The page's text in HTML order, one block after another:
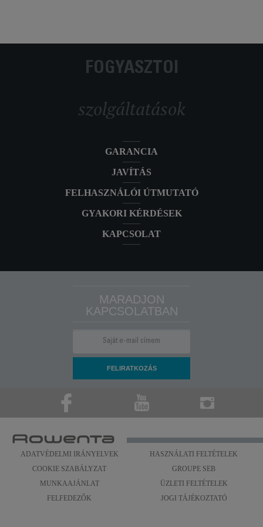
FOGYASZTÓI
szolgáltatások
GARANCIA
JAVÍTÁS
FELHASZNÁLÓI ÚTMUTATÓ
GYAKORI KÉRDÉSEK
KAPCSOLAT
MARADJON
KAPCSOLATBAN
ADATVÉDELMI IRÁNYELVEK
HASZNÁLATI FELTÉTELEK
COOKIE SZABÁLYZAT
GROUPE SEB
MUNKAAJÁNLAT
ÜZLETI FELTÉTELEK
FELFEDEZŐK
JOGI TÁJÉKOZTATÓ